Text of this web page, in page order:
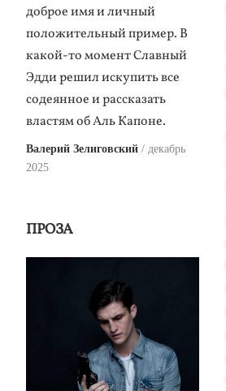
доброе имя и личный
положительный пример. В
какой-то момент Славный
Эдди решил искупить все
содеянное и рассказать
властям об Аль Капоне.
Валерий Зелиговский
декабрь
2025
ПРОЗА